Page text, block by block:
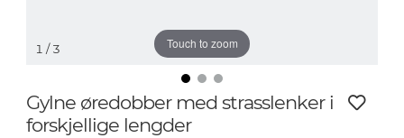
Touch to zoom
1 / 3
Gylne øredobber med strasslenker i
forskjellige lengder